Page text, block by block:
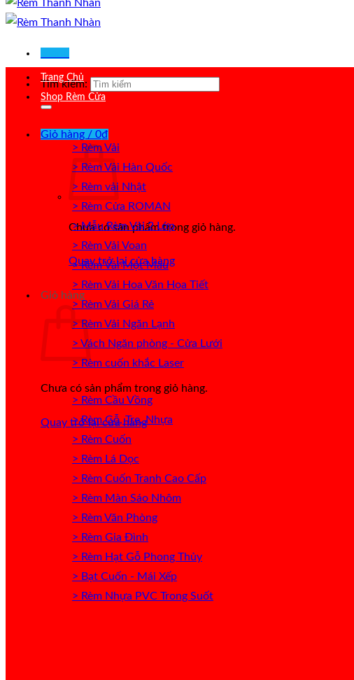
Tìm kiếm:
Giỏ hàng / 0₫
Chưa có sản phẩm trong giỏ hàng.
Quay trở lại cửa hàng
Giỏ hàng
Chưa có sản phẩm trong giỏ hàng.
Quay trở lại cửa hàng
Trang Chủ
Shop Rèm Cửa
> Rèm Vải
> Rèm Vải Hàn Quốc
> Rèm vải Nhật
> Rèm Cửa ROMAN
> Mẫu Rèm Vải 2 Lớp
> Rèm Vải Voan
> Rèm Vải Một Màu
> Rèm Vải Hoa Văn Họa Tiết
> Rèm Vải Giá Rẻ
> Rèm Vải Ngăn Lạnh
> Vách Ngăn phòng - Cửa Lưới
> Rèm cuốn khắc Laser
> Rèm Cầu Vồng
> Rèm Gỗ, Tre, Nhựa
> Rèm Cuốn
> Rèm Lá Dọc
> Rèm Cuốn Tranh Cao Cấp
> Rèm Màn Sáo Nhôm
> Rèm Văn Phòng
> Rèm Gia Đình
> Rèm Hạt Gỗ Phong Thủy
> Bạt Cuốn - Mái Xếp
> Rèm Nhựa PVC Trong Suốt